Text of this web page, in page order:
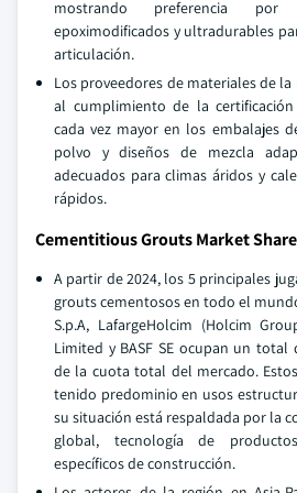
mostrando preferencia por
epoximodificados y ultradurables
articulación.
Los proveedores de materiales de
al cumplimiento de la
cada vez mayor en los embalajes
polvo y diseños de mezcla
adecuados para climas áridos y
rápidos.
Cementitious Grouts Market Share
A partir de 2024, los 5 principales
grouts cementosos en todo el
S.p.A, LafargeHolcim (Holcim
Limited y BASF SE ocupan un total
de la cuota total del mercado.
tenido predominio en usos
su situación está respaldada por la
global, tecnología de
específicos de construcción.